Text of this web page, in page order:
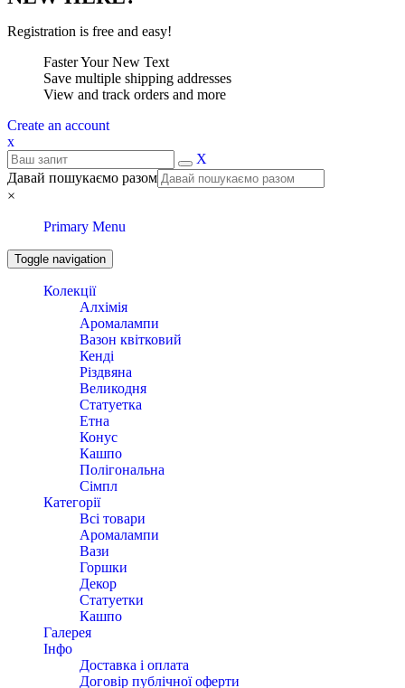
Registration is free and easy!
Faster Your New Text
Save multiple shipping addresses
View and track orders and more
Create an account
x
X
Давай пошукаємо разом
×
Primary Menu
Toggle navigation
Колекції
Алхімія
Аромалампи
Вазон квітковий
Кенді
Різдвяна
Великодня
Статуетка
Етна
Конус
Кашпо
Полігональна
Сімпл
Категорії
Всі товари
Аромалампи
Вази
Горшки
Декор
Статуетки
Кашпо
Галерея
Інфо
Доставка і оплата
Договір публічної оферти